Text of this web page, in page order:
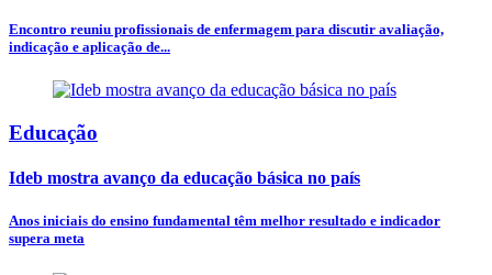
Encontro reuniu profissionais de enfermagem para discutir avaliação,
indicação e aplicação de...
Educação
Ideb mostra avanço da educação básica no país
Anos iniciais do ensino fundamental têm melhor resultado e indicador
supera meta